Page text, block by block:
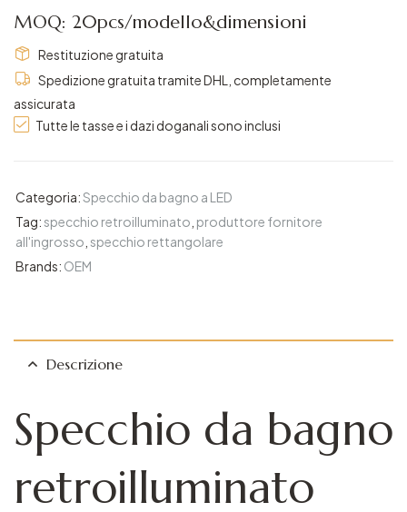
MOQ: 20pcs/modello&dimensioni
Restituzione gratuita
Spedizione gratuita tramite DHL, completamente
assicurata
Tutte le tasse e i dazi doganali sono inclusi
Categoria:Specchio da bagno a LED
Tag: specchio retroilluminato produttore fornitore
all'ingrosso specchio rettangolare
Brands: OEM
Descrizione
Specchio da bagno
retroilluminato